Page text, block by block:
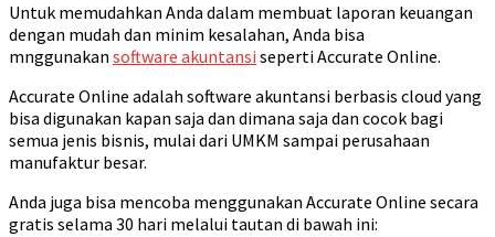
Untuk memudahkan Anda dalam membuat laporan keuangan
dengan mudah dan minim kesalahan, Anda bisa
mnggunakan software akuntansi seperti Accurate Online.
Accurate Online adalah software akuntansi berbasis cloud yang
bisa digunakan kapan saja dan dimana saja dan cocok bagi
semua jenis bisnis, mulai dari UMKM sampai perusahaan
manufaktur besar.
Anda juga bisa mencoba menggunakan Accurate Online secara
gratis selama 30 hari melalui tautan di bawah ini: